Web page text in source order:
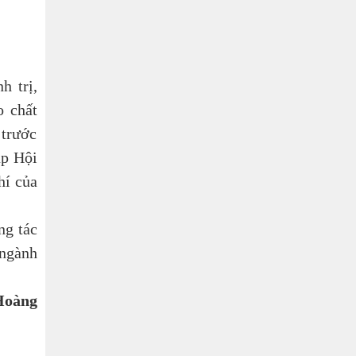
trị,
chất
Hội
của
tác